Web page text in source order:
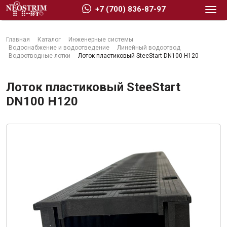
Главная Каталог
Инженерные системы
Водоснабжение и водоотведение
Линейный водоотвод
Водоотводные лотки
Лоток пластиковый SteeStart DN100 H120
Лоток пластиковый SteeStart
DN100 H120
+7 (700) 836-87-97
Стройматериалы
Сухие строительные смеси
Кровельные материалы